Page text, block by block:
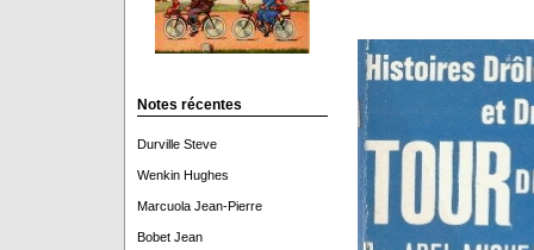
Notes récentes
Durville Steve
Wenkin Hughes
Marcuola Jean-Pierre
Bobet Jean